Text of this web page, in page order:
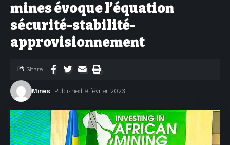
mines évoque l’équation
sécurité-stabilité-
approvisionnement
Mines Published 9 février 2023
Share